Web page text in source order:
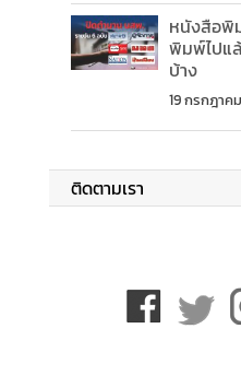
หนังสือพิ
พิมพ์ไปแ
บ้าง
19 กรกฎาค
ติดตามเรา